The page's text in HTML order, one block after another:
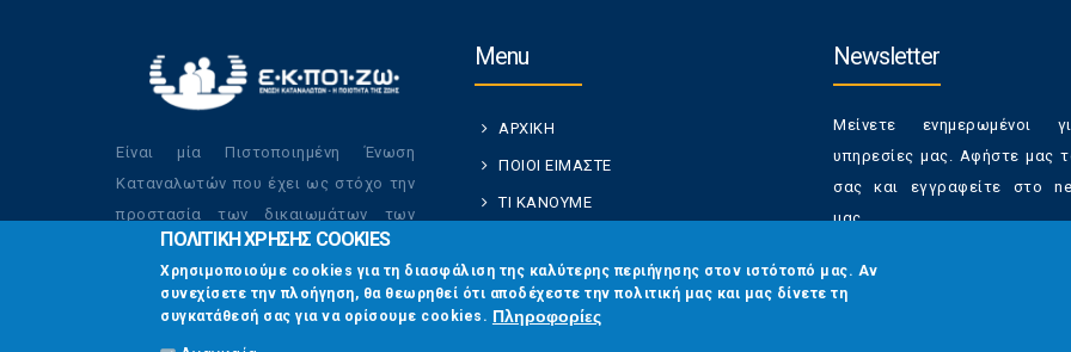
Είναι μία Πιστοποιημένη Ένωση
Καταναλωτών που έχει ως στόχο την
προστασία των δικαιωμάτων των
καταναλωτών και την βελτίωση της
ποιότητας της ζωής τους.
Menu
ΑΡΧΙΚΗ
ΠΟΙΟΙ ΕΙΜΑΣΤΕ
ΤΙ ΚΑΝΟΥΜΕ
ΟΙ ΔΡΑΣΕΙΣ ΜΑΣ
ΕΠΙΚΟΙΝΩΝΙΑ
Newsletter
Μείνετε ενημερωμένοι
υπηρεσίες μας. Αφήστε μας
σας και εγγραφείτε στο
μας.
Έχετε τη δυνατότητα
από τα newsletters μας
ΠΟΛΙΤΙΚΗ ΧΡΗΣΗΣ COOKIES
Χρησιμοποιούμε cookies για τη διασφάλιση της καλύτερης περιήγησης στον ιστότοπό μας. Αν
συνεχίσετε την πλοήγηση, θα θεωρηθεί ότι αποδέχεστε την πολιτική μας και μας δίνετε τη
συγκατάθεσή σας για να ορίσουμε cookies. Πληροφορίες